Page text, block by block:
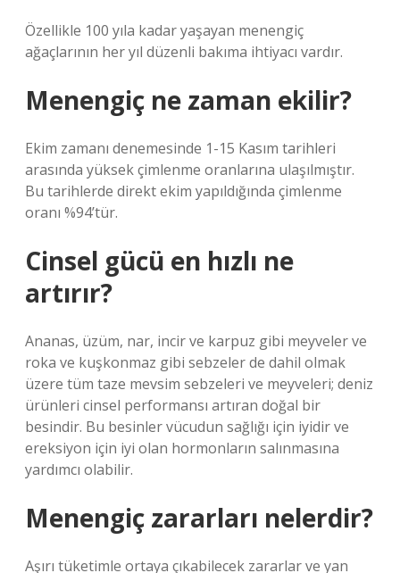
Özellikle 100 yıla kadar yaşayan menengiç
ağaçlarının her yıl düzenli bakıma ihtiyacı vardır.
Menengiç ne zaman ekilir?
Ekim zamanı denemesinde 1-15 Kasım tarihleri ​​
arasında yüksek çimlenme oranlarına ulaşılmıştır.
Bu tarihlerde direkt ekim yapıldığında çimlenme
oranı %94’tür.
Cinsel gücü en hızlı ne
artırır?
Ananas, üzüm, nar, incir ve karpuz gibi meyveler ve
roka ve kuşkonmaz gibi sebzeler de dahil olmak
üzere tüm taze mevsim sebzeleri ve meyveleri; deniz
ürünleri cinsel performansı artıran doğal bir
besindir. Bu besinler vücudun sağlığı için iyidir ve
ereksiyon için iyi olan hormonların salınmasına
yardımcı olabilir.
Menengiç zararları nelerdir?
Aşırı tüketimle ortaya çıkabilecek zararlar ve yan